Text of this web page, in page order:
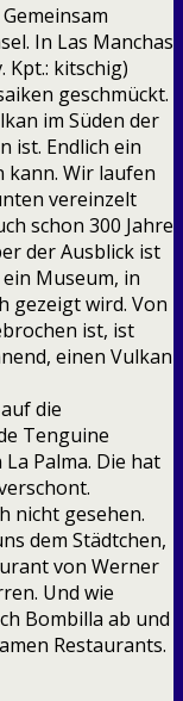
In Las Manchas
Kpt.: kitschig)
geschmückt.
im Süden der
ist. Endlich ein
kann. Wir laufen
vereinzelt
schon 300 Jahre
der Ausblick ist
Museum, in
gezeigt wird. Von
ist, ist
einen Vulkan
die
Tenguine
Palma. Die hat
nicht gesehen.
dem Städtchen,
von Werner
Und wie
Bombilla ab und
Restaurants.